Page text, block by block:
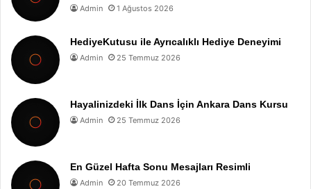
Admin 1 Ağustos 2026
HediyeKutusu ile Ayrıcalıklı Hediye Deneyimi
Admin 25 Temmuz 2026
Hayalinizdeki İlk Dans İçin Ankara Dans Kursu
Admin 25 Temmuz 2026
En Güzel Hafta Sonu Mesajları Resimli
Admin 20 Temmuz 2026